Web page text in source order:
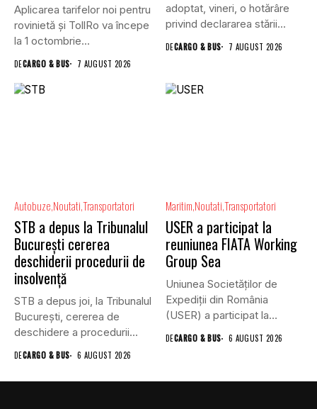
Aplicarea tarifelor noi pentru
rovinietă și TollRo va începe
la 1 octombrie...
DECARGO & BUS 7 AUGUST 2026
adoptat, vineri, o hotărâre
privind declararea stării...
DECARGO & BUS 7 AUGUST 2026
Autobuze NoutatiTransportatori
STB a depus la Tribunalul
București cererea
deschiderii procedurii de
insolvență
STB a depus joi, la Tribunalul
Bucureşti, cererea de
deschidere a procedurii...
DECARGO & BUS 6 AUGUST 2026
Maritim NoutatiTransportatori
USER a participat la
reuniunea FIATA Working
Group Sea
Uniunea Societăților de
Expediții din România
(USER) a participat la
reuniunea online...
DECARGO & BUS 6 AUGUST 2026